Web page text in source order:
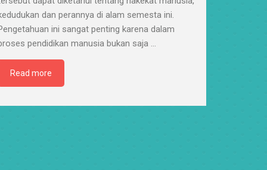
dan perannya di alam semesta ini.
ini sangat penting karena dalam
pendidikan manusia bukan saja …
Read more